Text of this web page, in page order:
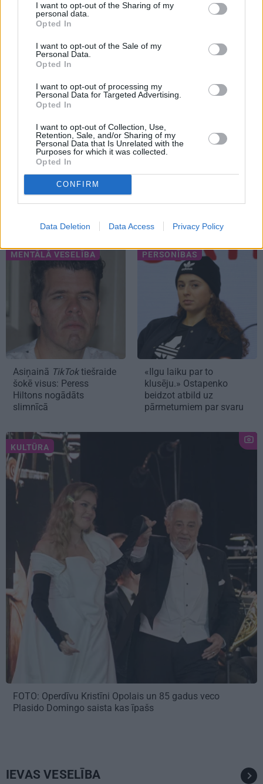
I want to opt-out of the Sharing of my
personal data.
Opted In
I want to opt-out of the Sale of my
Personal Data.
Opted In
I want to opt-out of processing my
Personal Data for Targeted Advertising.
Opted In
I want to opt-out of Collection, Use,
Retention, Sale, and/or Sharing of my
Personal Data that Is Unrelated with the
Purposes for which it was collected.
Opted In
CONFIRM
Data Deletion Data Access Privacy Policy
PERSONĪBAS
FOTO: «Man sākās jauna dzīves
dimensija.» Naumova paziņo skaistus
jaunumus ģimenē
MENTĀLĀ VESELĪBA
Asiņainā TikToktiešraide
šokē visus: Peress
Hiltons nogādāts
slimnīcā
PERSONĪBAS
«Ilgu laiku par to
klusēju.» Ostapenko
beidzot atbild uz
pārmetumiem par svaru
KULTŪRA
FOTO: Operdīvu Kristīni Opolais un 85 gadus veco
Plasido Domingo saista kas īpašs
IEVAS VESELĪBA